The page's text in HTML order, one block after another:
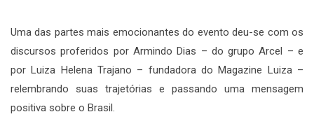
Uma das partes mais emocionantes do evento deu-se com os
discursos proferidos por Armindo Dias – do grupo Arcel – e
por Luiza Helena Trajano – fundadora do Magazine Luiza –
relembrando suas trajetórias e passando uma mensagem
positiva sobre o Brasil.